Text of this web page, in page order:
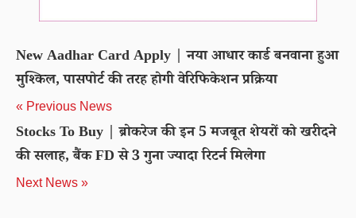
New Aadhar Card Apply | नया आधार कार्ड बनवाना हुआ
मुश्किल, पासपोर्ट की तरह होगी वेरिफिकेशन प्रक्रिया
« Previous News
Stocks To Buy | ब्रोकरेज की इन 5 मजबूत शेयरों को खरीदने
की सलाह, बैंक FD से 3 गुना ज्‍यादा रिटर्न मिलेगा
Next News »